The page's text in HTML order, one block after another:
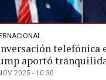
telefónica
aportó
2025 - 10:30